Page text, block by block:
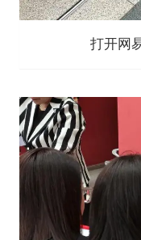
打开网